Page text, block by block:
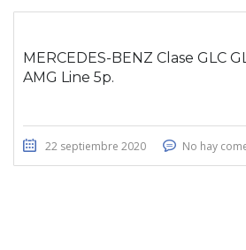
MERCEDES-BENZ Clase GLC
AMG Line 5p.
22 septiembre 2020 No hay